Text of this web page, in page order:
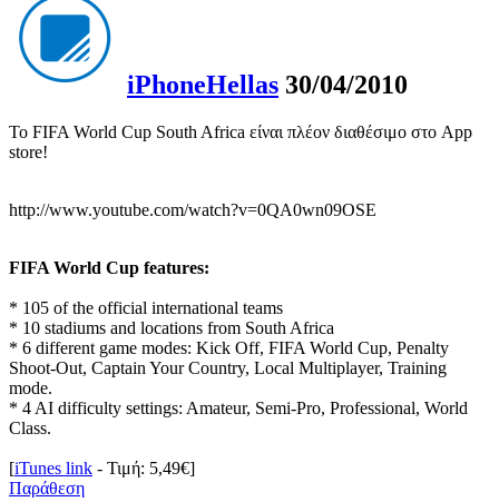
iPhoneHellas 30/04/2010
To FIFA World Cup South Africa είναι πλέον διαθέσιμο στο App
store!
http://www.youtube.com/watch?v=0QA0wn09OSE
FIFA World Cup features:
* 105 of the official international teams
* 10 stadiums and locations from South Africa
* 6 different game modes: Kick Off, FIFA World Cup, Penalty
Shoot-Out, Captain Your Country, Local Multiplayer, Training
mode.
* 4 AI difficulty settings: Amateur, Semi-Pro, Professional, World
Class.
[iTunes link - Τιμή: 5,49€]
Παράθεση